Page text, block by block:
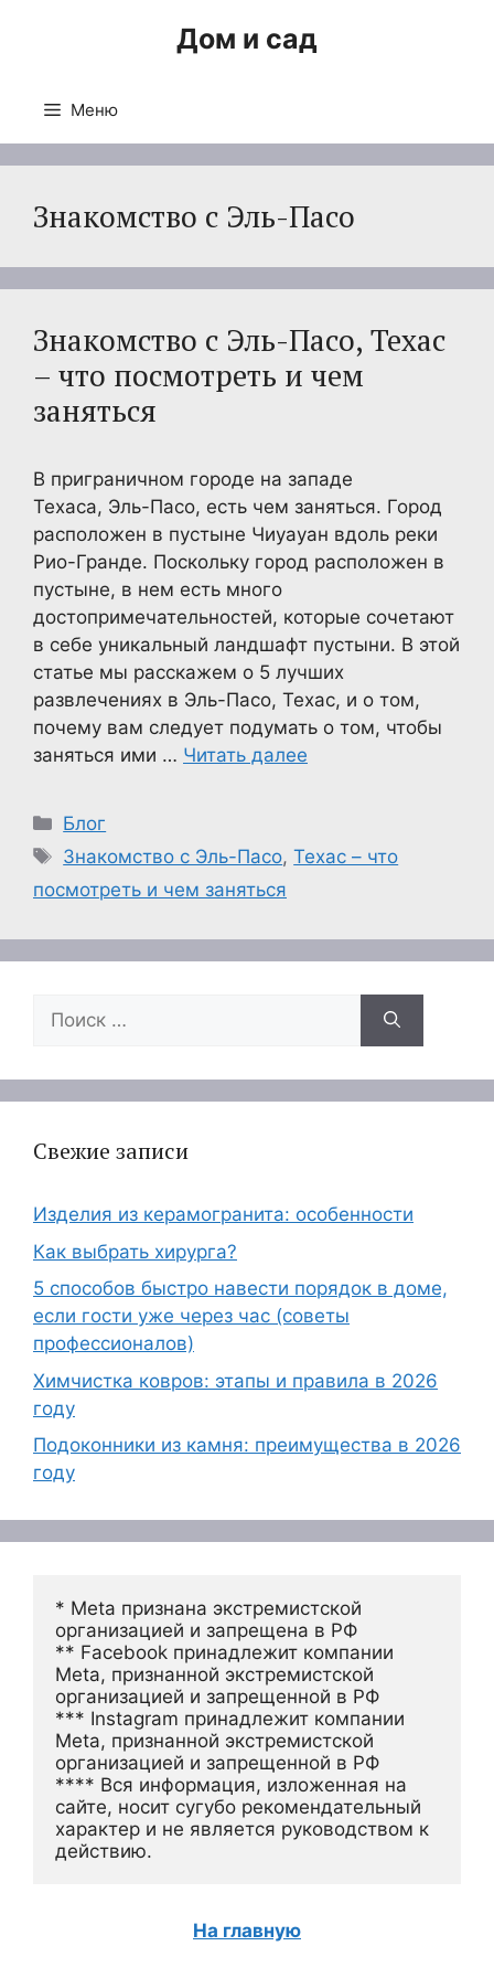
Дом и сад
Меню
Знакомство с Эль-Пасо
Знакомство с Эль-Пасо, Техас
– что посмотреть и чем
заняться
В приграничном городе на западе
Техаса, Эль-Пасо, есть чем заняться. Город
расположен в пустыне Чиуауан вдоль реки
Рио-Гранде. Поскольку город расположен в
пустыне, в нем есть много
достопримечательностей, которые сочетают
в себе уникальный ландшафт пустыни. В этой
статье мы расскажем о 5 лучших
развлечениях в Эль-Пасо, Техас, и о том,
почему вам следует подумать о том, чтобы
заняться ими … Читать далее
Рубрики
Блог
Метки
Знакомство с Эль-Пасо,Техас – что
посмотреть и чем заняться
Поиск:
Свежие записи
Изделия из керамогранита: особенности
Как выбрать хирурга?
5 способов быстро навести порядок в доме,
если гости уже через час (советы
профессионалов)
Химчистка ковров: этапы и правила в 2026
году
Подоконники из камня: преимущества в 2026
году
* Meta признана экстремистской
организацией и запрещена в РФ
** Facebook принадлежит компании
Meta, признанной экстремистской
организацией и запрещенной в РФ
*** Instagram принадлежит компании
Meta, признанной экстремистской
организацией и запрещенной в РФ
**** Вся информация, изложенная на
сайте, носит сугубо рекомендательный
характер и не является руководством к
действию.
На главную